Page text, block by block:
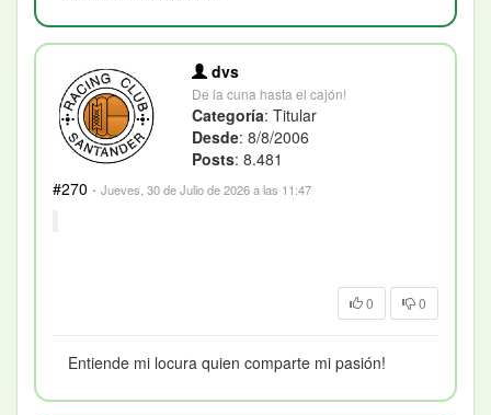
dvs
De la cuna hasta el cajón!
Categoría: Titular
Desde: 8/8/2006
Posts: 8.481
#270 · Jueves, 30 de Julio de 2026 a las 11:47
0 0
Entiende mi locura quien comparte mi pasión!